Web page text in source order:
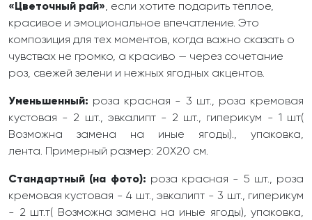
«Цветочный рай», если хотите подарить тёплое,
красивое и эмоциональное впечатление. Это
композиция для тех моментов, когда важно сказать о
чувствах не громко, а красиво — через сочетание
роз, свежей зелени и нежных ягодных акцентов.
Уменьшенный: роза красная - 3 шт., роза кремовая
кустовая - 2 шт., эвкалипт - 2 шт., гиперикум - 1 шт(
Возможна замена на иные ягоды)., упаковка,
лента. Примерный размер: 20Х20 см.
Стандартный (на фото): роза красная - 5 шт., роза
кремовая кустовая - 4 шт., эвкалипт - 3 шт., гиперикум
- 2 шт.т( Возможна замена на иные ягоды), упаковка,